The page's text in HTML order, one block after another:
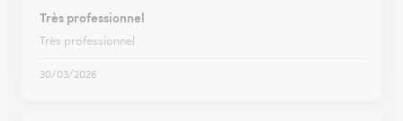
Très professionnel
Très professionnel
30/03/2026